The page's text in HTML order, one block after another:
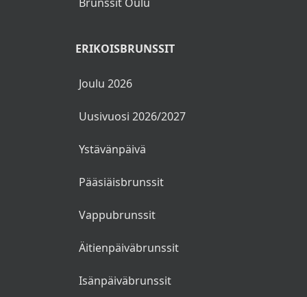
ERIKOISBRUNSSIT
Joulu 2026
Uusivuosi 2026/2027
Ystävänpäivä
Pääsiäisbrunssit
Vappubrunssit
Äitienpäiväbrunssit
Isänpäiväbrunssit